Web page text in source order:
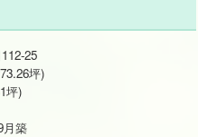
25
坪)
坪)
築